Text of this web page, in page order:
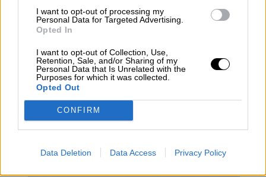
I want to opt-out of processing my
Personal Data for Targeted Advertising.
Opted In
I want to opt-out of Collection, Use,
Retention, Sale, and/or Sharing of my
Personal Data that Is Unrelated with the
Purposes for which it was collected.
Opted Out
CONFIRM
Data Deletion Data Access Privacy Policy
corresponsales en RNE, Jefe de Internacional de los
Telediarios (1988-1995), Director de Telediario
Internacional (1995-1999) y Director de 'En Portada'.
Relaciones Internacionales y Comunicación, de la
Universidad Complutense de Madrid, entre 2000 y
2010.
Ursula von der Leyen
NOTICIAS RELACIONADAS